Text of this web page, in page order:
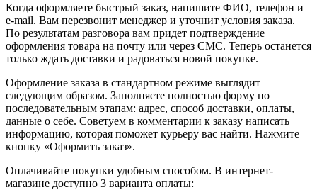
Когда оформляете быстрый заказ, напишите ФИО, телефон и
e-mail. Вам перезвонит менеджер и уточнит условия заказа.
По результатам разговора вам придет подтверждение
оформления товара на почту или через СМС. Теперь останется
только ждать доставки и радоваться новой покупке.
Оформление заказа в стандартном режиме выглядит
следующим образом. Заполняете полностью форму по
последовательным этапам: адрес, способ доставки, оплаты,
данные о себе. Советуем в комментарии к заказу написать
информацию, которая поможет курьеру вас найти. Нажмите
кнопку «Оформить заказ».
Оплачивайте покупки удобным способом. В интернет-
магазине доступно 3 варианта оплаты: